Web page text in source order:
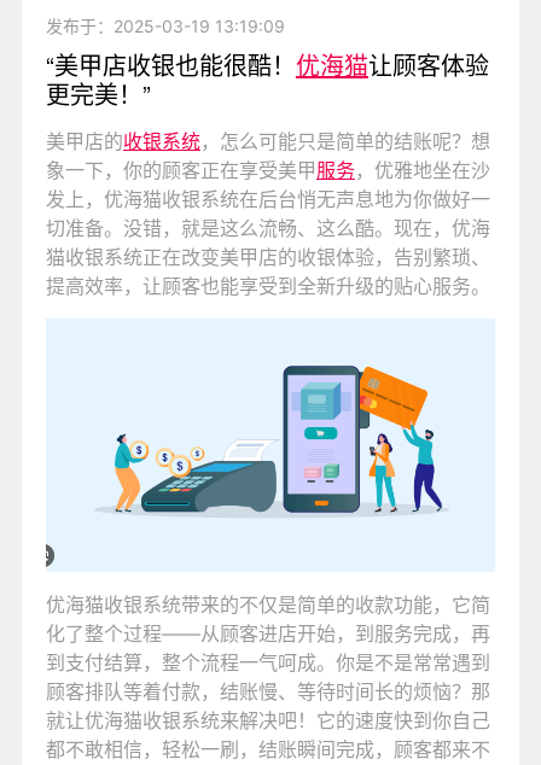
发布于：2025-03-19 13:19:09
“美甲店收银也能很酷！ 优海猫让顾客体验
更完美！”
美甲店的收银系统，怎么可能只是简单的结账呢？想
象一下，你的顾客正在享受美甲服务，优雅地坐在沙
发上，优海猫收银系统在后台悄无声息地为你做好一
切准备。没错，就是这么流畅、这么酷。现在，优海
猫收银系统正在改变美甲店的收银体验，告别繁琐、
提高效率，让顾客也能享受到全新升级的贴心服务。
优海猫收银系统带来的不仅是简单的收款功能，它简
化了整个过程——从顾客进店开始，到服务完成，再
到支付结算，整个流程一气呵成。你是不是常常遇到
顾客排队等着付款，结账慢、等待时间长的烦恼？那
就让优海猫收银系统来解决吧！它的速度快到你自己
都不敢相信，轻松一刷，结账瞬间完成，顾客都来不